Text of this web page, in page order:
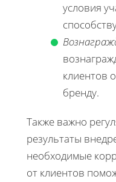
условия
клиентов
бренду.
Также важно
результаты
необходимые
от клиентов